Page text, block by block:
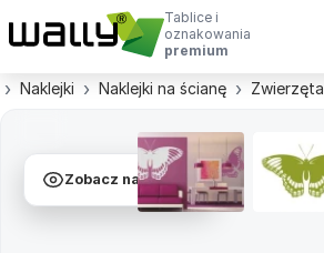
Tablice i
oznakowania
premium
Naklejki Naklejki na ścianę Zwierzęta
Zobacz na ścianie